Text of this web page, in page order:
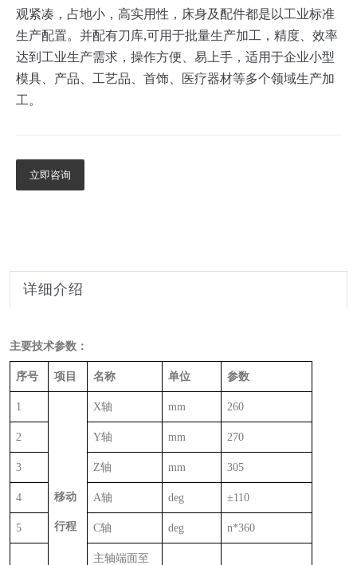
观紧凑，占地小，高实用性，床身及配件都是以工业标准
生产配置。并配有刀库,可用于批量生产加工，精度、效率
达到工业生产需求，操作方便、易上手，适用于企业小型
模具、产品、工艺品、首饰、医疗器材等多个领域生产加
工。
立即咨询
详细介绍
主要技术参数：
序号 项目 名称 单位 参数
1
移动
行程
X轴 mm 260
2 Y轴 mm 270
3 Z轴 mm 305
4 A轴 deg ±110
5 C轴 deg n*360
主轴端面至